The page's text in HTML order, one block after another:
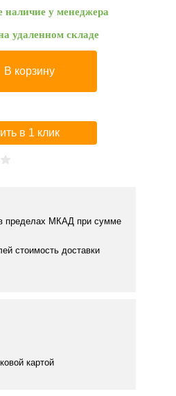
наличие у менеджера
удаленном складе
В корзину
в 1 клик
пределах МКАД при сумме
стоимость доставки
картой